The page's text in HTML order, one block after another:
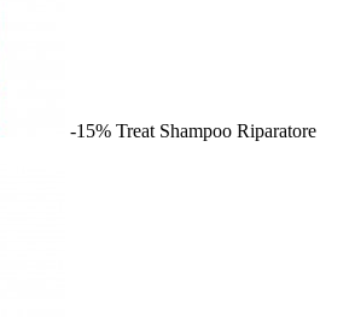
-15% Treat Shampoo Riparatore